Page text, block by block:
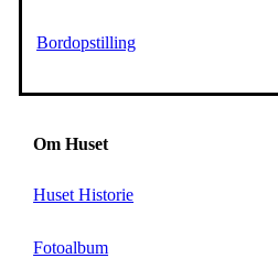
Bordopstilling
Om Huset
Huset Historie
Fotoalbum